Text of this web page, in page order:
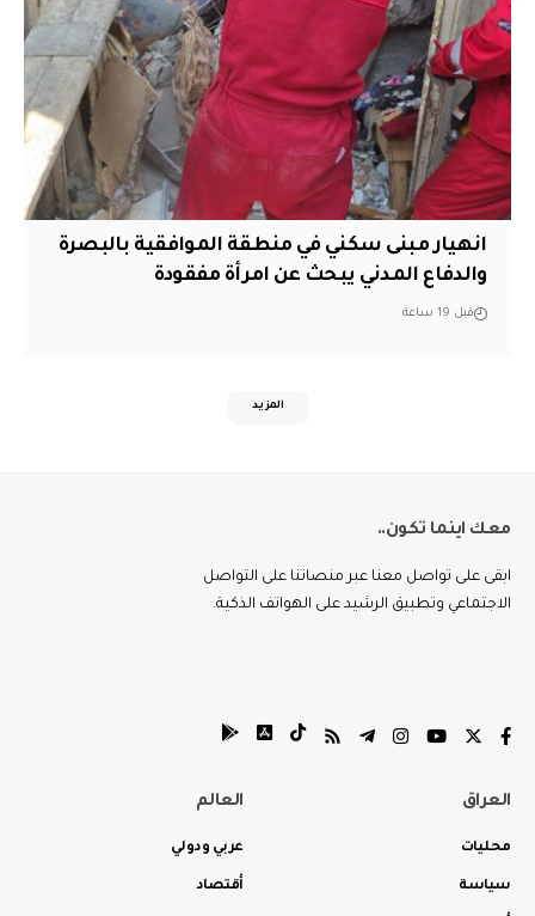
انهيار مبنى سكني في منطقة الموافقية بالبصرة
والدفاع المدني يبحث عن امرأة مفقودة
قبل 19 ساعة
المزيد
معك اينما تكون..
ابقى على تواصل معنا عبر منصاتنا على التواصل
الاجتماعي وتطبيق الرشيد على الهواتف الذكية.
العراق
محليات
سياسة
العالم
عربي ودولي
أقتصاد